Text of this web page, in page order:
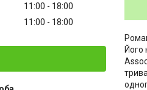
Його
11:00
18:00
11:00 18:00